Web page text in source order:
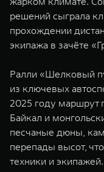
решений сыграла
прохождении
экипажа в зачёте
Ралли «Шелковый
из ключевых
2025 году маршрут
Байкал и
песчаные дюны,
перепады высот,
техники и